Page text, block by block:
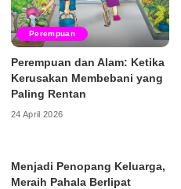
Perempuan
Perempuan dan Alam: Ketika
Kerusakan Membebani yang
Paling Rentan
24 April 2026
Menjadi Penopang Keluarga,
Meraih Pahala Berlipat